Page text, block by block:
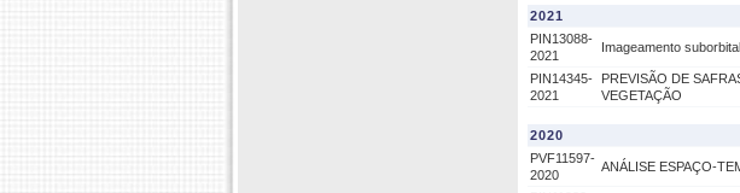
2021
PIN13088-
2021
Imageamento
PIN14345-
2021
PREVISÃO DE
VEGETAÇÃO
2020
PVF11597-
2020
ANÁLISE ESPAÇO-